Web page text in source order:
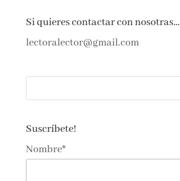
Si quieres contactar con nosotras…
lectoralector@gmail.com
Suscríbete!
Nombre*